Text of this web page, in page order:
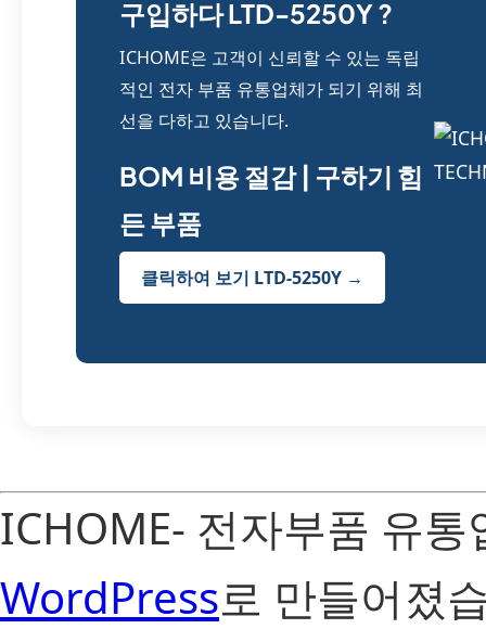
구입하다 LTD-5250Y ?
ICHOME은 고객이 신뢰할 수 있는 독립
적인 전자 부품 유통업체가 되기 위해 최
선을 다하고 있습니다.
BOM 비용 절감 | 구하기 힘
든 부품
클릭하여 보기 LTD-5250Y →
ICHOME- 전자부품 유
WordPress로 만들어졌